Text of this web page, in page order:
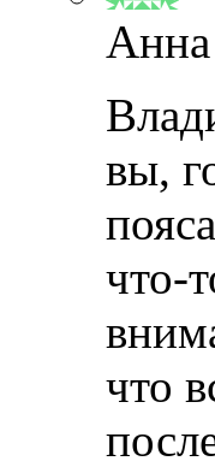
Анна
вы,
что-
что